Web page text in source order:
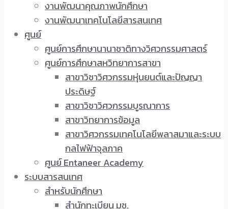
งานพัฒนาคุณภาพนักศึกษา
งานพัฒนาเทคโนโลยีสารสนเทศ
ศูนย์
ศูนย์การศึกษานานาชาติทางวิศวกรรมศาสตร์
ศูนย์การศึกษาสหวิทยาการสาขา
สาขาวิชาวิศวกรรมหุ่นยนต์และปัญญา
ประดิษฐ์
สาขาวิชาวิศวกรรมบูรณาการ
สาขาวิทยาการข้อมูล
สาขาวิศวกรรมเทคโนโลยีพลาสมาและระบบ
กลไฟฟ้าจุลภาค
ศูนย์ Entaneer Academy
ระบบสารสนเทศ
สำหรับนักศึกษา
สำนักทะเบียน มช.